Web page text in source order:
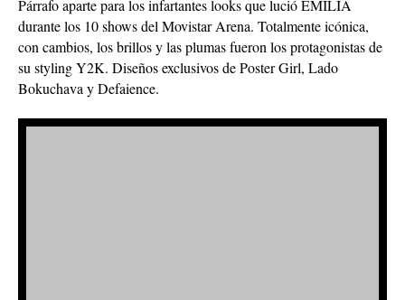
Párrafo aparte para los infartantes looks que lució EMILIA
durante los 10 shows del Movistar Arena. Totalmente icónica,
con cambios, los brillos y las plumas fueron los protagonistas de
su styling Y2K. Diseños exclusivos de Poster Girl, Lado
Bokuchava y Defaience.